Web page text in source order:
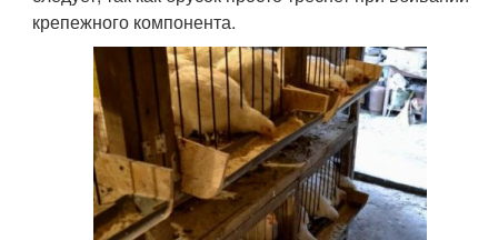
крепежного компонента.